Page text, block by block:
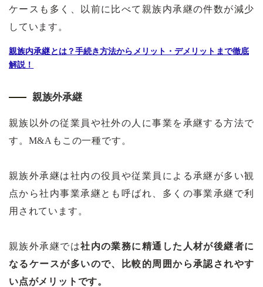
ケースも多く、以前に比べて親族内承継の件数が減少
しています。
親族内承継とは？手続き方法からメリット・デメリットまで徹底
解説！
親族外承継
親族以外の従業員や社外の人に事業を承継する方法で
す。M&Aもこの一種です。
親族外承継は社内の役員や従業員による承継が多い観
点から社内事業承継とも呼ばれ、多くの事業承継で利
用されています。
親族外承継では社内の業務に精通した人材が後継者に
なるケースが多いので、比較的周囲から承認されやす
い点がメリットです。